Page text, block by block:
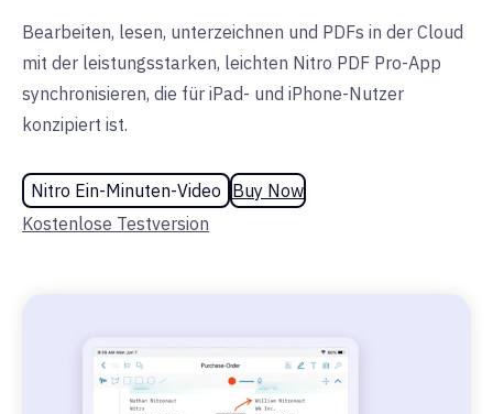
Bearbeiten, lesen, unterzeichnen und PDFs in der Cloud
mit der leistungsstarken, leichten Nitro PDF Pro-App
synchronisieren, die für iPad- und iPhone-Nutzer
konzipiert ist.
Nitro Ein-Minuten-Video Buy Now
Kostenlose Testversion